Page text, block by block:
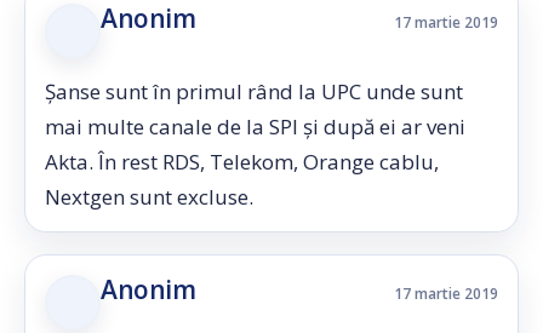
Anonim 17 martie 2019
Șanse sunt în primul rând la UPC unde sunt
mai multe canale de la SPI și după ei ar veni
Akta. În rest RDS, Telekom, Orange cablu,
Nextgen sunt excluse.
Anonim 17 martie 2019